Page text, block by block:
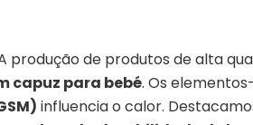
produção de produtos de alta
capuz para bebé. Os
influencia o calor.